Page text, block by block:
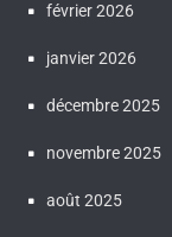
février 2026
janvier 2026
décembre 2025
novembre 2025
août 2025